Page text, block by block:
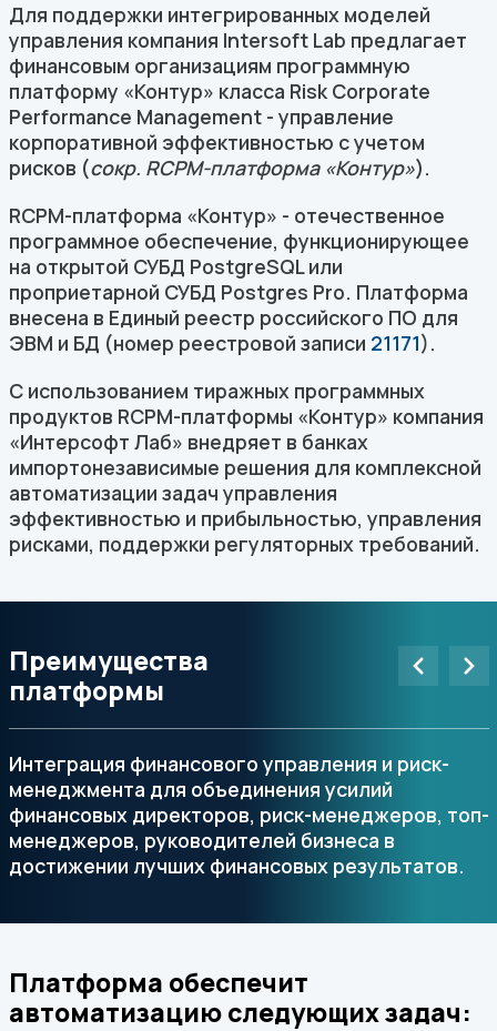
Для поддержки интегрированных моделей
управления компания Intersoft Lab предлагает
финансовым организациям программную
платформу «Контур» класса Risk Corporate
Performance Management - управление
корпоративной эффективностью с учетом
рисков (сокр. RCPM-платформа «Контур»).
RCPM-платформа «Контур» - отечественное
программное обеспечение, функционирующее
на открытой СУБД PostgreSQL или
проприетарной СУБД Postgres Pro. Платформа
внесена в Единый реестр российского ПО для
ЭВМ и БД (номер реестровой записи 21171).
С использованием тиражных программных
продуктов RCPM-платформы «Контур» компания
«Интерсофт Лаб» внедряет в банках
импортонезависимые решения для комплексной
автоматизации задач управления
эффективностью и прибыльностью, управления
рисками, поддержки регуляторных требований.
Преимущества
платформы
Интеграция финансового управления и риск-
менеджмента для объединения усилий
финансовых директоров, риск-менеджеров, топ-
менеджеров, руководителей бизнеса в
достижении лучших финансовых результатов.
Платформа обеспечит
автоматизацию следующих задач: